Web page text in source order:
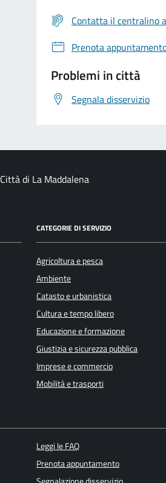
Contatta il centralino
Prenota
Problemi in città
Segnala disservizio
Città di La Maddalena
CATEGORIE DI SERVIZIO
Agricoltura e pesca
Ambiente
Catasto e urbanistica
Cultura e tempo libero
Educazione e formazione
Giustizia e sicurezza pubblica
Imprese e commercio
Mobilità e trasporti
Leggi le FAQ
Prenota appuntamento